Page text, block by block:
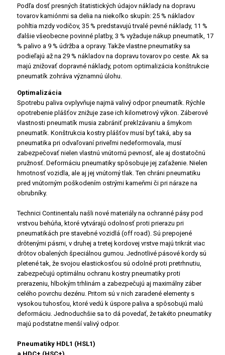
Podľa dosť presných štatistických údajov náklady na dopravu
tovarov kamiónmi sa delia na niekoľko skupín: 25 % nákladov
pohltia mzdy vodičov, 35 % predstavujú trvalé pevné náklady, 11 %
ďalšie všeobecne povinné platby, 3 % vyžaduje nákup pneumatík, 17
% palivo a 9 % údržba a opravy. Takže vlastne pneumatiky sa
podieľajú až na 29 % nákladov na dopravu tovarov po ceste. Ak sa
majú znižovať dopravné náklady, potom optimalizácia konštrukcie
pneumatík zohráva významnú úlohu.
Optimalizácia
Spotrebu paliva ovplyvňuje najmä valivý odpor pneumatík. Rýchle
opotrebenie plášťov znižuje zase ich kilometrový výkon. Záberové
vlastnosti pneumatík musia zabrániť preklzávaniu a šmykom
pneumatík. Konštrukcia kostry plášťov musí byť taká, aby sa
pneumatika pri odvaľovaní priveľmi nedeformovala, musí
zabezpečovať nielen vlastnú vnútornú pevnosť, ale aj dostatočnú
pružnosť. Deformáciu pneumatiky spôsobuje jej zaťaženie. Nielen
hmotnosť vozidla, ale aj jej vnútorný tlak. Ten chráni pneumatiku
pred vnútorným poškodením ostrými kameňmi či pri náraze na
obrubníky.
Technici Continentalu našli nové materiály na ochranné pásy pod
vrstvou behúňa, ktoré vytvárajú odolnosť proti prierazu pri
pneumatikách pre stavebné vozidlá (off road). Sú prepojené
drôtenými pásmi, v druhej a tretej kordovej vrstve majú trikrát viac
drôtov obalených špeciálnou gumou. Jednotlivé pásové kordy sú
pletené tak, že svojou elastickosťou sú odolné proti pretrhnutiu,
zabezpečujú optimálnu ochranu kostry pneumatiky proti
prerazeniu, hlbokým trhlinám a zabezpečujú aj maximálny záber
celého povrchu dezénu. Pritom sú v nich zaradené elementy s
vysokou tuhosťou, ktoré vedú k úspore paliva a spôsobujú malú
deformáciu. Jednoduchšie sa to dá povedať, že takéto pneumatiky
majú podstatne menší valivý odpor.
Pneumatiky HDL1 (HSL1)